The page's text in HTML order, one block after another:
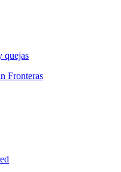
quejas
Fronteras